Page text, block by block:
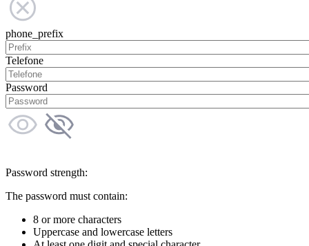
phone_prefix
Telefone
Password
Password strength:
The password must contain:
8 or more characters
Uppercase and lowercase letters